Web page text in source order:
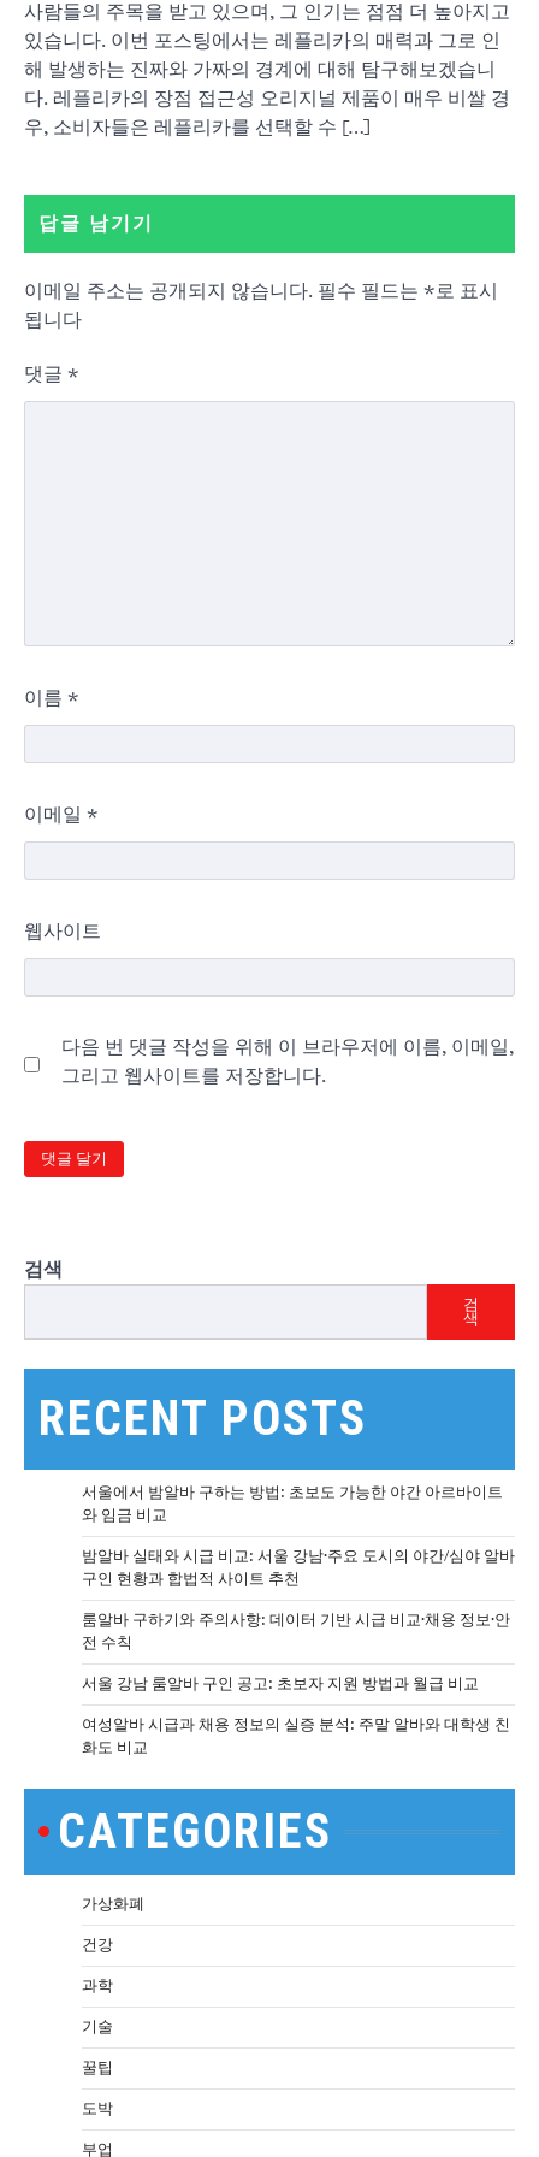
사람들의 주목을 받고 있으며, 그 인기는 점점 더 높아지고
있습니다. 이번 포스팅에서는 레플리카의 매력과 그로 인
해 발생하는 진짜와 가짜의 경계에 대해 탐구해보겠습니
다. 레플리카의 장점 접근성 오리지널 제품이 매우 비쌀 경
우, 소비자들은 레플리카를 선택할 수 […]
답글 남기기
이메일 주소는 공개되지 않습니다. 필수 필드는 *로 표시
됩니다
댓글 *
이름 *
이메일 *
웹사이트
다음 번 댓글 작성을 위해 이 브라우저에 이름, 이메일,
그리고 웹사이트를 저장합니다.
검색
검
색
RECENT POSTS
서울에서 밤알바 구하는 방법: 초보도 가능한 야간 아르바이트
와 임금 비교
밤알바 실태와 시급 비교: 서울 강남·주요 도시의 야간/심야 알바
구인 현황과 합법적 사이트 추천
룸알바 구하기와 주의사항: 데이터 기반 시급 비교·채용 정보·안
전 수칙
서울 강남 룸알바 구인 공고: 초보자 지원 방법과 월급 비교
여성알바 시급과 채용 정보의 실증 분석: 주말 알바와 대학생 친
화도 비교
CATEGORIES
가상화폐
건강
과학
기술
꿀팁
도박
부업